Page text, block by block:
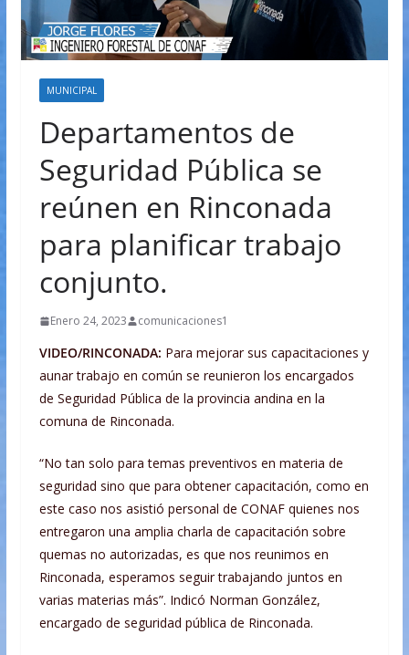
MUNICIPAL
Departamentos de
Seguridad Pública se
reúnen en Rinconada
para planificar trabajo
conjunto.
Enero 24, 2023 comunicaciones1
VIDEO/RINCONADA: Para mejorar sus capacitaciones y
aunar trabajo en común se reunieron los encargados
de Seguridad Pública de la provincia andina en la
comuna de Rinconada.
“No tan solo para temas preventivos en materia de
seguridad sino que para obtener capacitación, como en
este caso nos asistió personal de CONAF quienes nos
entregaron una amplia charla de capacitación sobre
quemas no autorizadas, es que nos reunimos en
Rinconada, esperamos seguir trabajando juntos en
varias materias más”. Indicó Norman González,
encargado de seguridad pública de Rinconada.